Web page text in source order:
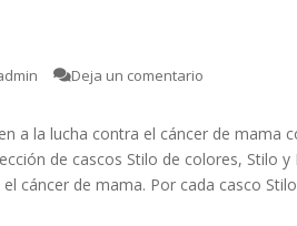
Deja un comentario
a la lucha contra el cáncer de mama
de cascos Stilo de colores, Stilo
cáncer de mama. Por cada casco